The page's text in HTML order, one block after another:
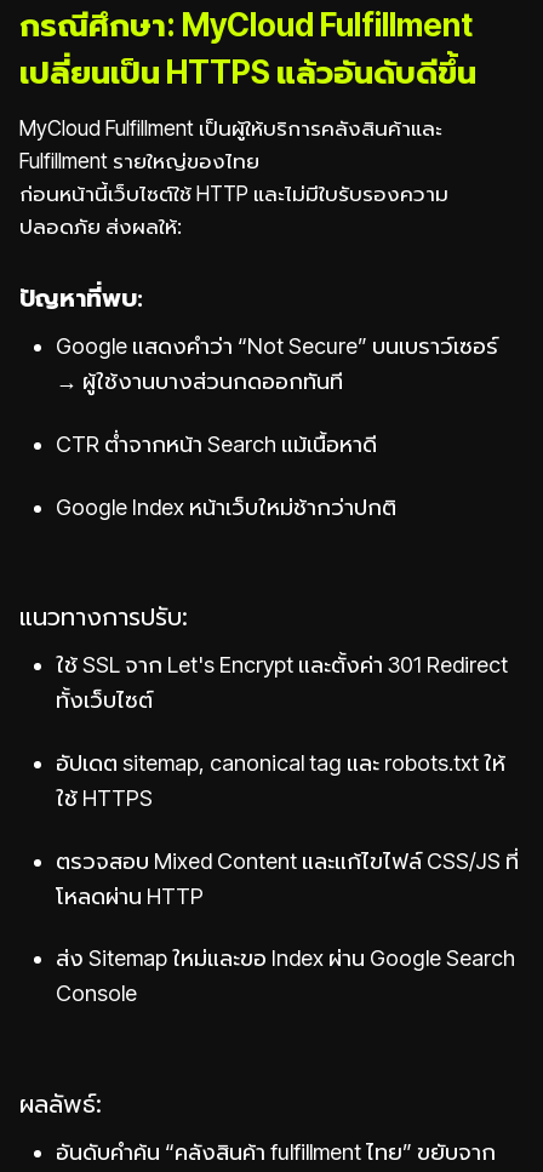
กรณีศึกษา: MyCloud Fulfillment
เปลี่ยนเป็น HTTPS แล้วอันดับดีขึ้น
MyCloud Fulfillment เป็นผู้ให้บริการคลังสินค้าและ
Fulfillment รายใหญ่ของไทย
ก่อนหน้านี้เว็บไซต์ใช้ HTTP และไม่มีใบรับรองความ
ปลอดภัย ส่งผลให้:
ปัญหาที่พบ:
Google แสดงคำว่า “Not Secure” บนเบราว์เซอร์
→ ผู้ใช้งานบางส่วนกดออกทันที
CTR ต่ำจากหน้า Search แม้เนื้อหาดี
Google Index หน้าเว็บใหม่ช้ากว่าปกติ
แนวทางการปรับ:
ใช้ SSL จาก Let's Encrypt และตั้งค่า 301 Redirect
ทั้งเว็บไซต์
อัปเดต sitemap, canonical tag และ robots.txt ให้
ใช้ HTTPS
ตรวจสอบ Mixed Content และแก้ไขไฟล์ CSS/JS ที่
โหลดผ่าน HTTP
ส่ง Sitemap ใหม่และขอ Index ผ่าน Google Search
Console
ผลลัพธ์:
อันดับคำค้น “คลังสินค้า fulfillment ไทย” ขยับจาก